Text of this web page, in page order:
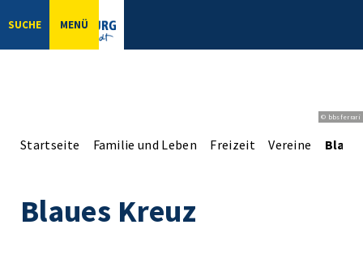
SUCHE MENÜ
© bbsferrari
Startseite Familie und Leben Freizeit Vereine
Blaues Kreuz